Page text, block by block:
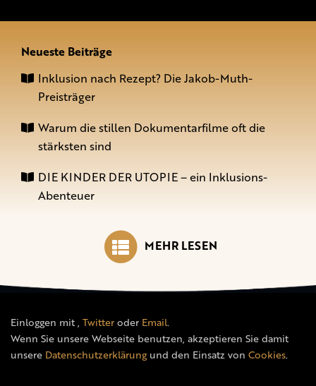
Neueste Beiträge
Inklusion nach Rezept? Die Jakob-Muth-
Preisträger
Warum die stillen Dokumentarfilme oft die
stärksten sind
DIE KINDER DER UTOPIE – ein Inklusions-
Abenteuer
MEHR LESEN
Einloggen mit, Twitteroder Email.
Wenn Sie unsere Webseite benutzen, akzeptieren Sie damit
unsere Datenschutzerklärungund den Einsatz von Cookies.